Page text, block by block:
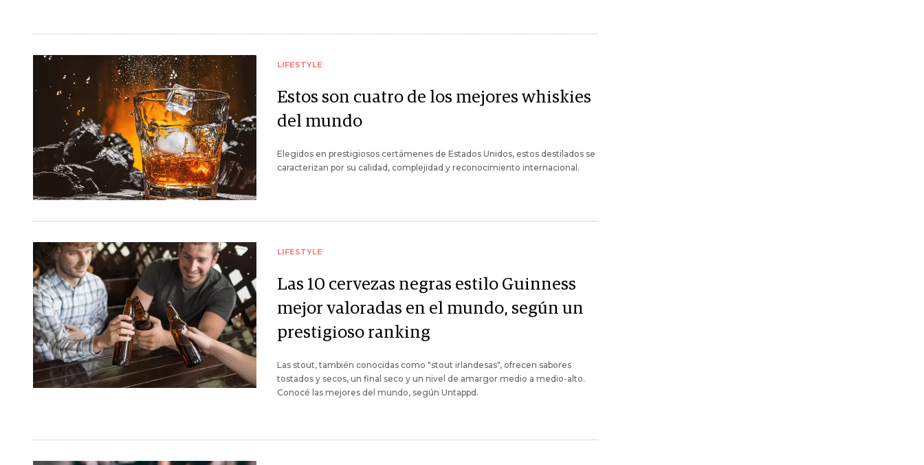
LIFESTYLE
Estos son cuatro de los mejores whiskies
del mundo
Elegidos en prestigiosos certámenes de Estados Unidos, estos destilados se
caracterizan por su calidad, complejidad y reconocimiento internacional.
LIFESTYLE
Las 10 cervezas negras estilo Guinness
mejor valoradas en el mundo, según un
prestigioso ranking
Las stout, también conocidas como "stout irlandesas", ofrecen sabores
tostados y secos, un final seco y un nivel de amargor medio a medio-alto.
Conocé las mejores del mundo, según Untappd.